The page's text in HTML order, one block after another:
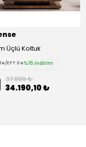
Üçlü Koltuk
EFT ile%15 indirim
37.989 ₺
34.190,10 ₺